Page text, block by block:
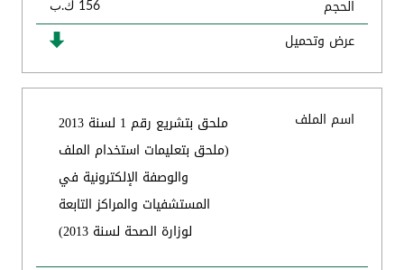
الحجم
156 ك.ب
عرض وتحميل
اسم الملف
ملحق بتشريع رقم 1 لسنة 2013
(ملحق بتعليمات استخدام الملف
والوصفة الإلكترونية في
المستشفيات والمراكز التابعة
لوزارة الصحة لسنة 2013)